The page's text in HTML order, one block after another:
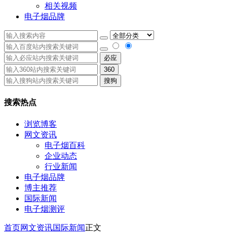
相关视频
电子烟品牌
必应
360
搜狗
搜索热点
浏览博客
网文资讯
电子烟百科
企业动态
行业新闻
电子烟品牌
博主推荐
国际新闻
电子烟测评
首页网文资讯国际新闻正文